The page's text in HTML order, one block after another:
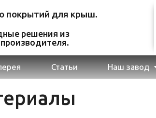
покрытий для крыш.
решения из
Статьи Наш завод